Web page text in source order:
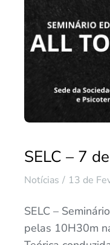
SELC – 7
Notícias 13 de
SELC –
pelas 10H30m